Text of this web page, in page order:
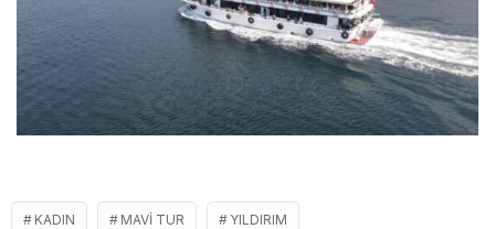
KADIN MAVI TUR YILDIRIM